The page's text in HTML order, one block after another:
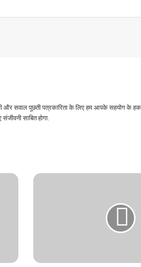
और सवाल पूछती पत्रकारिता के लिए हम आपके सहयोग के
साबित होगा.